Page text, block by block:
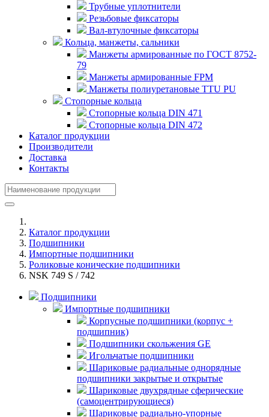
Трубные уплотнители
Резьбовые фиксаторы
Вал-втулочные фиксаторы
Кольца, манжеты, сальники
Манжеты армированные по ГОСТ 8752-
79
Манжеты армированные FPM
Манжеты полиуретановые TTU PU
Стопорные кольца
Стопорные кольца DIN 471
Стопорные кольца DIN 472
Каталог продукции
Производители
Доставка
Контакты
Каталог продукции
Подшипники
Импортные подшипники
Роликовые конические подшипники
NSK 749 S / 742
Подшипники
Импортные подшипники
Корпусные подшипники (корпус +
подшипник)
Подшипники скольжения GE
Игольчатые подшипники
Шариковые радиальные однорядные
подшипники закрытые и открытые
Шариковые двухрядные сферические
(самоцентрирующиеся)
Шариковые радиально-упорные